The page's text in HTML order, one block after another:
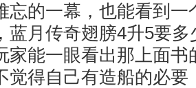
忘的一幕，也能看到一
蓝月传奇翅膀4升5要
家能一眼看出那上面书
觉得自己有造船的必要